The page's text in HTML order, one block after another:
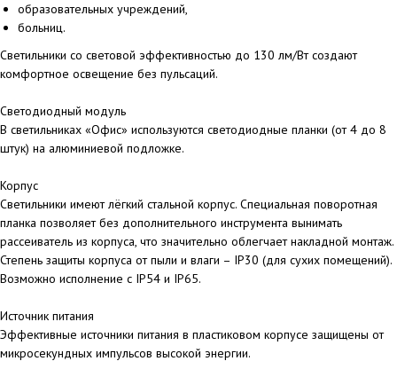
образовательных учреждений,
больниц.
Светильники со световой эффективностью до 130 лм/Вт создают
комфортное освещение без пульсаций.
Светодиодный модуль
В светильниках «Офис» используются светодиодные планки (от 4 до 8
штук) на алюминиевой подложке.
Корпус
Светильники имеют лёгкий стальной корпус. Специальная поворотная
планка позволяет без дополнительного инструмента вынимать
рассеиватель из корпуса, что значительно облегчает накладной монтаж.
Степень защиты корпуса от пыли и влаги – IP30 (для сухих помещений).
Возможно исполнение с IP54 и IP65.
Источник питания
Эффективные источники питания в пластиковом корпусе защищены от
микросекундных импульсов высокой энергии.